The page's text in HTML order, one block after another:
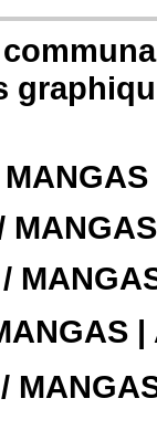
|